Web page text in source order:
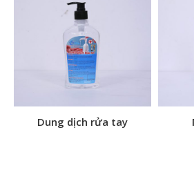
Dung dịch rửa tay